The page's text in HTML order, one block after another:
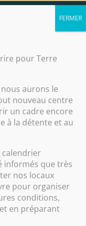
Contact
pour Terre
aurons le
nouveau centre
un cadre encore
à la détente et au
calendrier
informés que très
nos locaux
pour organiser
conditions,
en préparant